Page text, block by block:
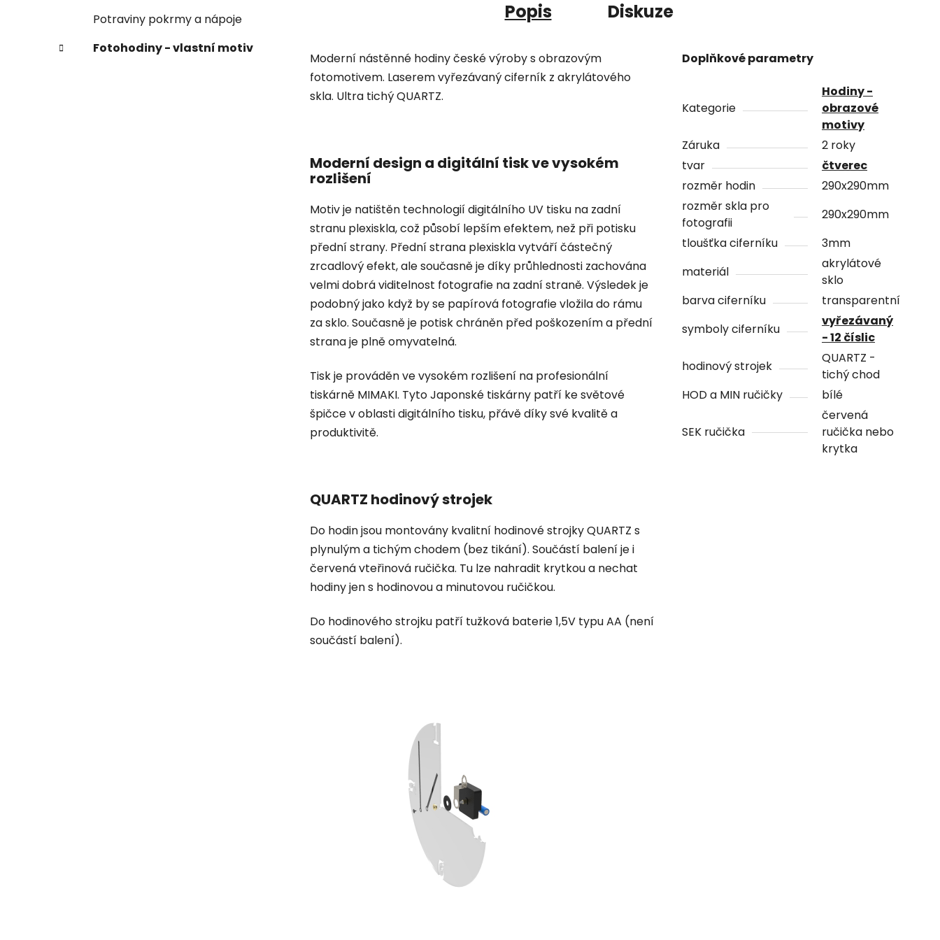
Potraviny pokrmy a nápoje
Fotohodiny - vlastní motiv
Popis Diskuze
Moderní nástěnné hodiny české výroby s obrazovým
fotomotivem. Laserem vyřezávaný ciferník z akrylátového
skla. Ultra tichý QUARTZ.
Moderní design a digitální tisk ve vysokém
rozlišení
Motiv je natištěn technologií digitálního UV tisku na zadní
stranu plexiskla, což působí lepším efektem, než při potisku
přední strany. Přední strana plexiskla vytváří částečný
zrcadlový efekt, ale současně je díky průhlednosti zachována
velmi dobrá viditelnost fotografie na zadní straně. Výsledek je
podobný jako když by se papírová fotografie vložila do rámu
za sklo. Současně je potisk chráněn před poškozením a přední
strana je plně omyvatelná.
Tisk je prováděn ve vysokém rozlišení na profesionální
tiskárně MIMAKI. Tyto Japonské tiskárny patří ke světové
špičce v oblasti digitálního tisku, přávě díky své kvalitě a
produktivitě.
QUARTZ hodinový strojek
Do hodin jsou montovány kvalitní hodinové strojky QUARTZ s
plynulým a tichým chodem (bez tikání). Součástí balení je i
červená vteřinová ručička. Tu lze nahradit krytkou a nechat
hodiny jen s hodinovou a minutovou ručičkou.
Do hodinového strojku patří tužková baterie 1,5V typu AA (není
součástí balení).
Doplňkové parametry
Kategorie
Hodiny -
obrazové
motivy
Záruka
2 roky
tvar
čtverec
rozměr hodin
290x290mm
rozměr skla pro
fotografii
290x290mm
tloušťka ciferníku
3mm
materiál
akrylátové
sklo
barva ciferníku
transparentní
symboly ciferníku
vyřezávaný
- 12 číslic
hodinový strojek
QUARTZ -
tichý chod
HOD a MIN ručičky
bílé
SEK ručička
červená
ručička nebo
krytka